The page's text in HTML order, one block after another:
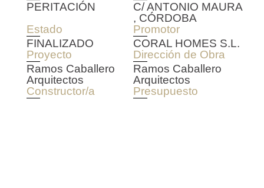
PERITACIÓN
C/ ANTONIO MAURA
, CÓRDOBA
Estado
FINALIZADO
Promotor
CORAL HOMES S.L.
Proyecto
Ramos Caballero
Arquitectos
Dirección de Obra
Ramos Caballero
Arquitectos
Constructor/a
Presupuesto